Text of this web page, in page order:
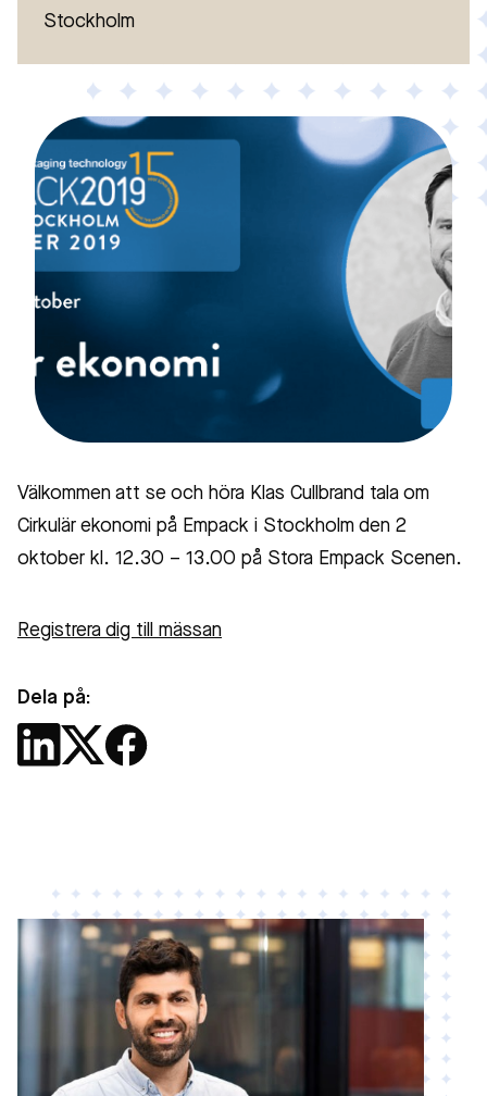
Stockholm
Välkommen att se och höra Klas Cullbrand tala om
Cirkulär ekonomi på Empack i Stockholm den 2
oktober kl. 12.30 – 13.00 på Stora Empack Scenen.
Registrera dig till mässan
Dela på: